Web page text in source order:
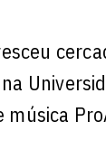
música